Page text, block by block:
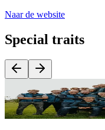
Naar de website
Special traits
Als familiebedrijf gaan
generaties lang hand in